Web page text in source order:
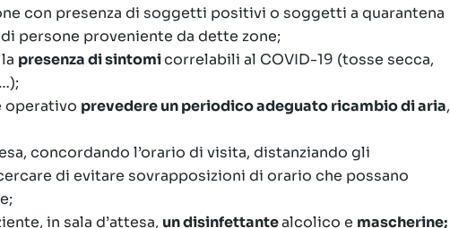
con presenza di soggetti positivi o soggetti a quarantena
persone proveniente da dette zone;
presenza di sintomicorrelabili al COVID-19 (tosse secca,
operativo prevedere un periodico adeguato ricambio di aria,
concordando l’orario di visita, distanziando gli
di evitare sovrapposizioni di orario che possano
in sala d’attesa, un disinfettantealcolico e mascherine;